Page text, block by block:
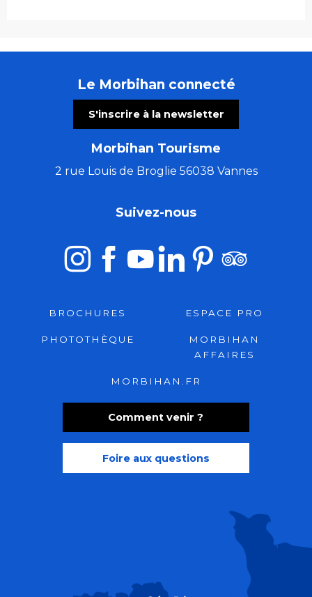
Le Morbihan connecté
S'inscrire à la newsletter
Morbihan Tourisme
2 rue Louis de Broglie 56038 Vannes
Comment venir ?
Foire aux questions
Suivez-nous
BROCHURES ESPACE PRO
PHOTOTHÈQUE
MORBIHAN
AFFAIRES
MORBIHAN.FR